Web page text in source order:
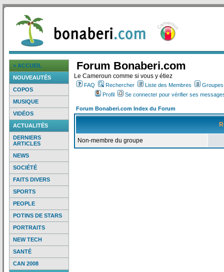
> ACCUEIL
NOUVEAUTÉS
COPOS
MUSIQUE
VIDÉOS
ACTUALITÉS
DERNIERS
ARTICLES
NEWS
SOCIÉTÉ
FAITS DIVERS
SPORTS
PEOPLE
POTINS DE STARS
PORTRAITS
NEW TECH
SANTÉ
CAN 2008
Forum Bonaberi.com
Le Cameroun comme si vous y étiez
FAQ Rechercher Liste des Membres
Profil
Se connecter pour vérifier ses
Forum Bonaberi.com Index du Forum
Non-membre du groupe